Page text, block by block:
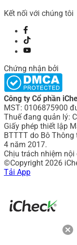
Kết nối với chúng tôi
Chứng nhận bởi
Công ty Cổ phần
MST: 0106875900
Thuế đang quản lý:
Giấy phép thiết lập
BTTTT do Bô
4 năm 2017.
Chịu trách nhiệm nội
©Copyright 2026
Tải App